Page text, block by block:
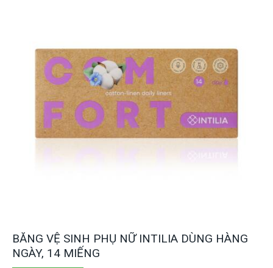
BĂNG VỆ SINH PHỤ NỮ INTILIA DÙNG HÀNG
NGÀY, 14 MIẾNG